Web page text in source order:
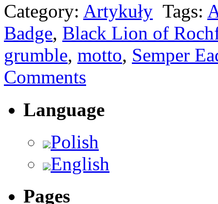
Category: Artykuły Tags:
Badge, Black Lion of
grumble, motto, Semper
Comments
Language
Polish
English
Pages